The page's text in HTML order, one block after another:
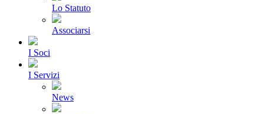
Lo Statuto
Associarsi
I Soci
I Servizi
News